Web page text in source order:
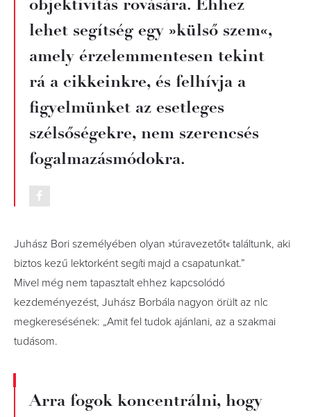
objektivitás rovására. Ehhez
lehet segítség egy »külső szem«,
amely érzelemmentesen tekint
rá a cikkeinkre, és felhívja a
figyelmünket az esetleges
szélsőségekre, nem szerencsés
fogalmazásmódokra.
Juhász Bori személyében olyan »túravezetőt« találtunk, aki
biztos kezű lektorként segíti majd a csapatunkat.”
Mivel még nem tapasztalt ehhez kapcsolódó
kezdeményezést, Juhász Borbála nagyon örült az nlc
megkeresésének: „Amit fel tudok ajánlani, az a szakmai
tudásom.
Arra fogok koncentrálni, hogy